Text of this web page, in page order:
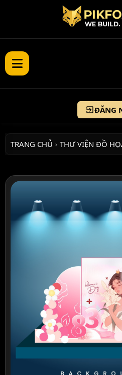
ĐĂNG
TRANG CHỦ › THƯ VIỆN ĐỒ